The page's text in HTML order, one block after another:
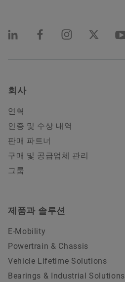
회사
연혁
인증 및 수상 내역
판매 파트너
구매 및 공급업체 관리
그룹
제품과 솔루션
E-Mobility
Powertrain & Chassis
Vehicle Lifetime Solutions
Bearings & Industrial Solutions